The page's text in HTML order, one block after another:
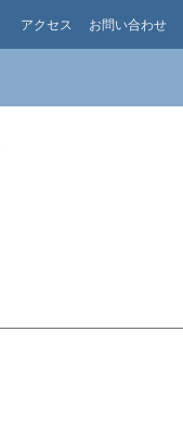
アクセス お問い合わせ